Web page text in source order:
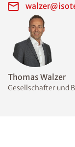
Thomas Walzer
Gesellschafter und